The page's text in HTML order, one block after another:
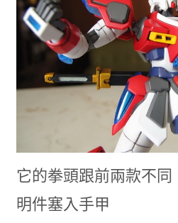
它的拳頭跟前兩款不
明件塞入手甲